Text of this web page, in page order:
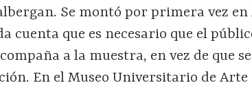
Se montó por primera vez
cuenta que es necesario que el
a la muestra, en vez de que
En el Museo Universitario de Arte